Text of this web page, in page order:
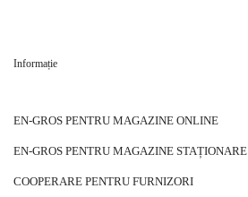
Informație
EN-GROS PENTRU MAGAZINE ONLINE
EN-GROS PENTRU MAGAZINE STAȚIONARE
COOPERARE PENTRU FURNIZORI